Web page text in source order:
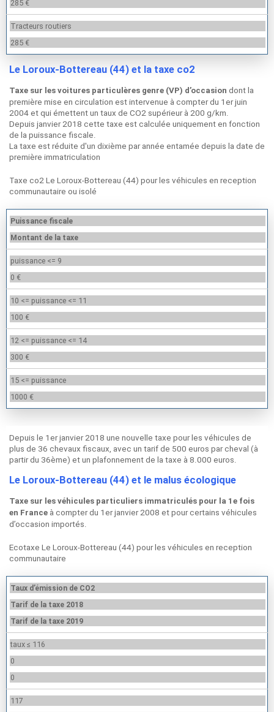
285 €
Tracteurs routiers
285 €
Le Loroux-Bottereau (44) et la taxe co2
Taxe sur les voitures particulères genre (VP) d’occasion dont la
première mise en circulation est intervenue à compter du 1er juin
2004 et qui émettent un taux de CO2 supérieur à 200 g/km.
Depuis janvier 2018 cette taxe est calculée uniquement en fonction
de la puissance fiscale.
La taxe est réduite d'un dixième par année entamée depuis la date de
première immatriculation
Taxe co2 Le Loroux-Bottereau (44) pour les véhicules en reception
communautaire ou isolé
Puissance fiscale
Montant de la taxe
puissance <= 9
0 €
10 <= puissance <= 11
100 €
12 <= puissance <= 14
300 €
15 <= puissance
1000 €
Depuis le 1er janvier 2018 une nouvelle taxe pour les véhicules de
plus de 36 chevaux fiscaux, avec un tarif de 500 euros par cheval (à
partir du 36ème) et un plafonnement de la taxe à 8.000 euros.
Le Loroux-Bottereau (44) et le malus écologique
Taxe sur les véhicules particuliers immatriculés pour la 1e fois
en France à compter du 1er janvier 2008 et pour certains véhicules
d’occasion importés.
Ecotaxe Le Loroux-Bottereau (44) pour les véhicules en reception
communautaire
Taux d’émission de CO2
Tarif de la taxe 2018
Tarif de la taxe 2019
taux ≤ 116
0
0
117